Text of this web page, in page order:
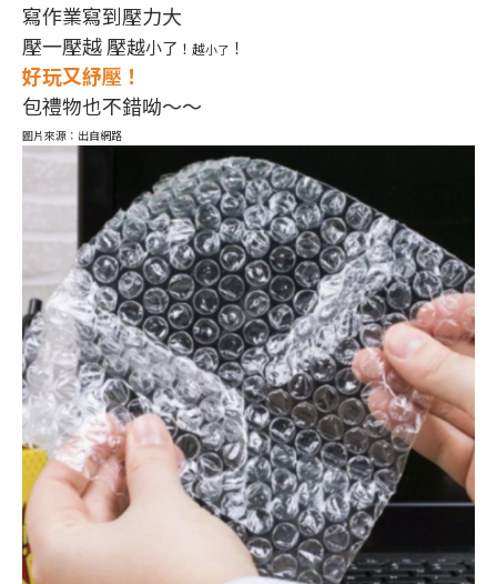
寫作業寫到壓力大
壓一壓越 壓越小了 ！ 越小了 ！
好玩又紓壓！
包禮物也不錯呦～～
圖片來源：出自網路